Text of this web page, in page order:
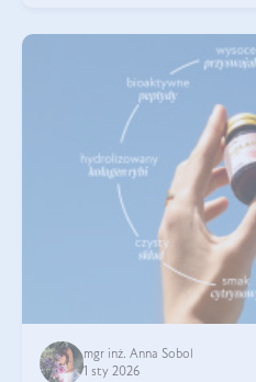
mgr inż. Anna Sobol
1 sty 2026